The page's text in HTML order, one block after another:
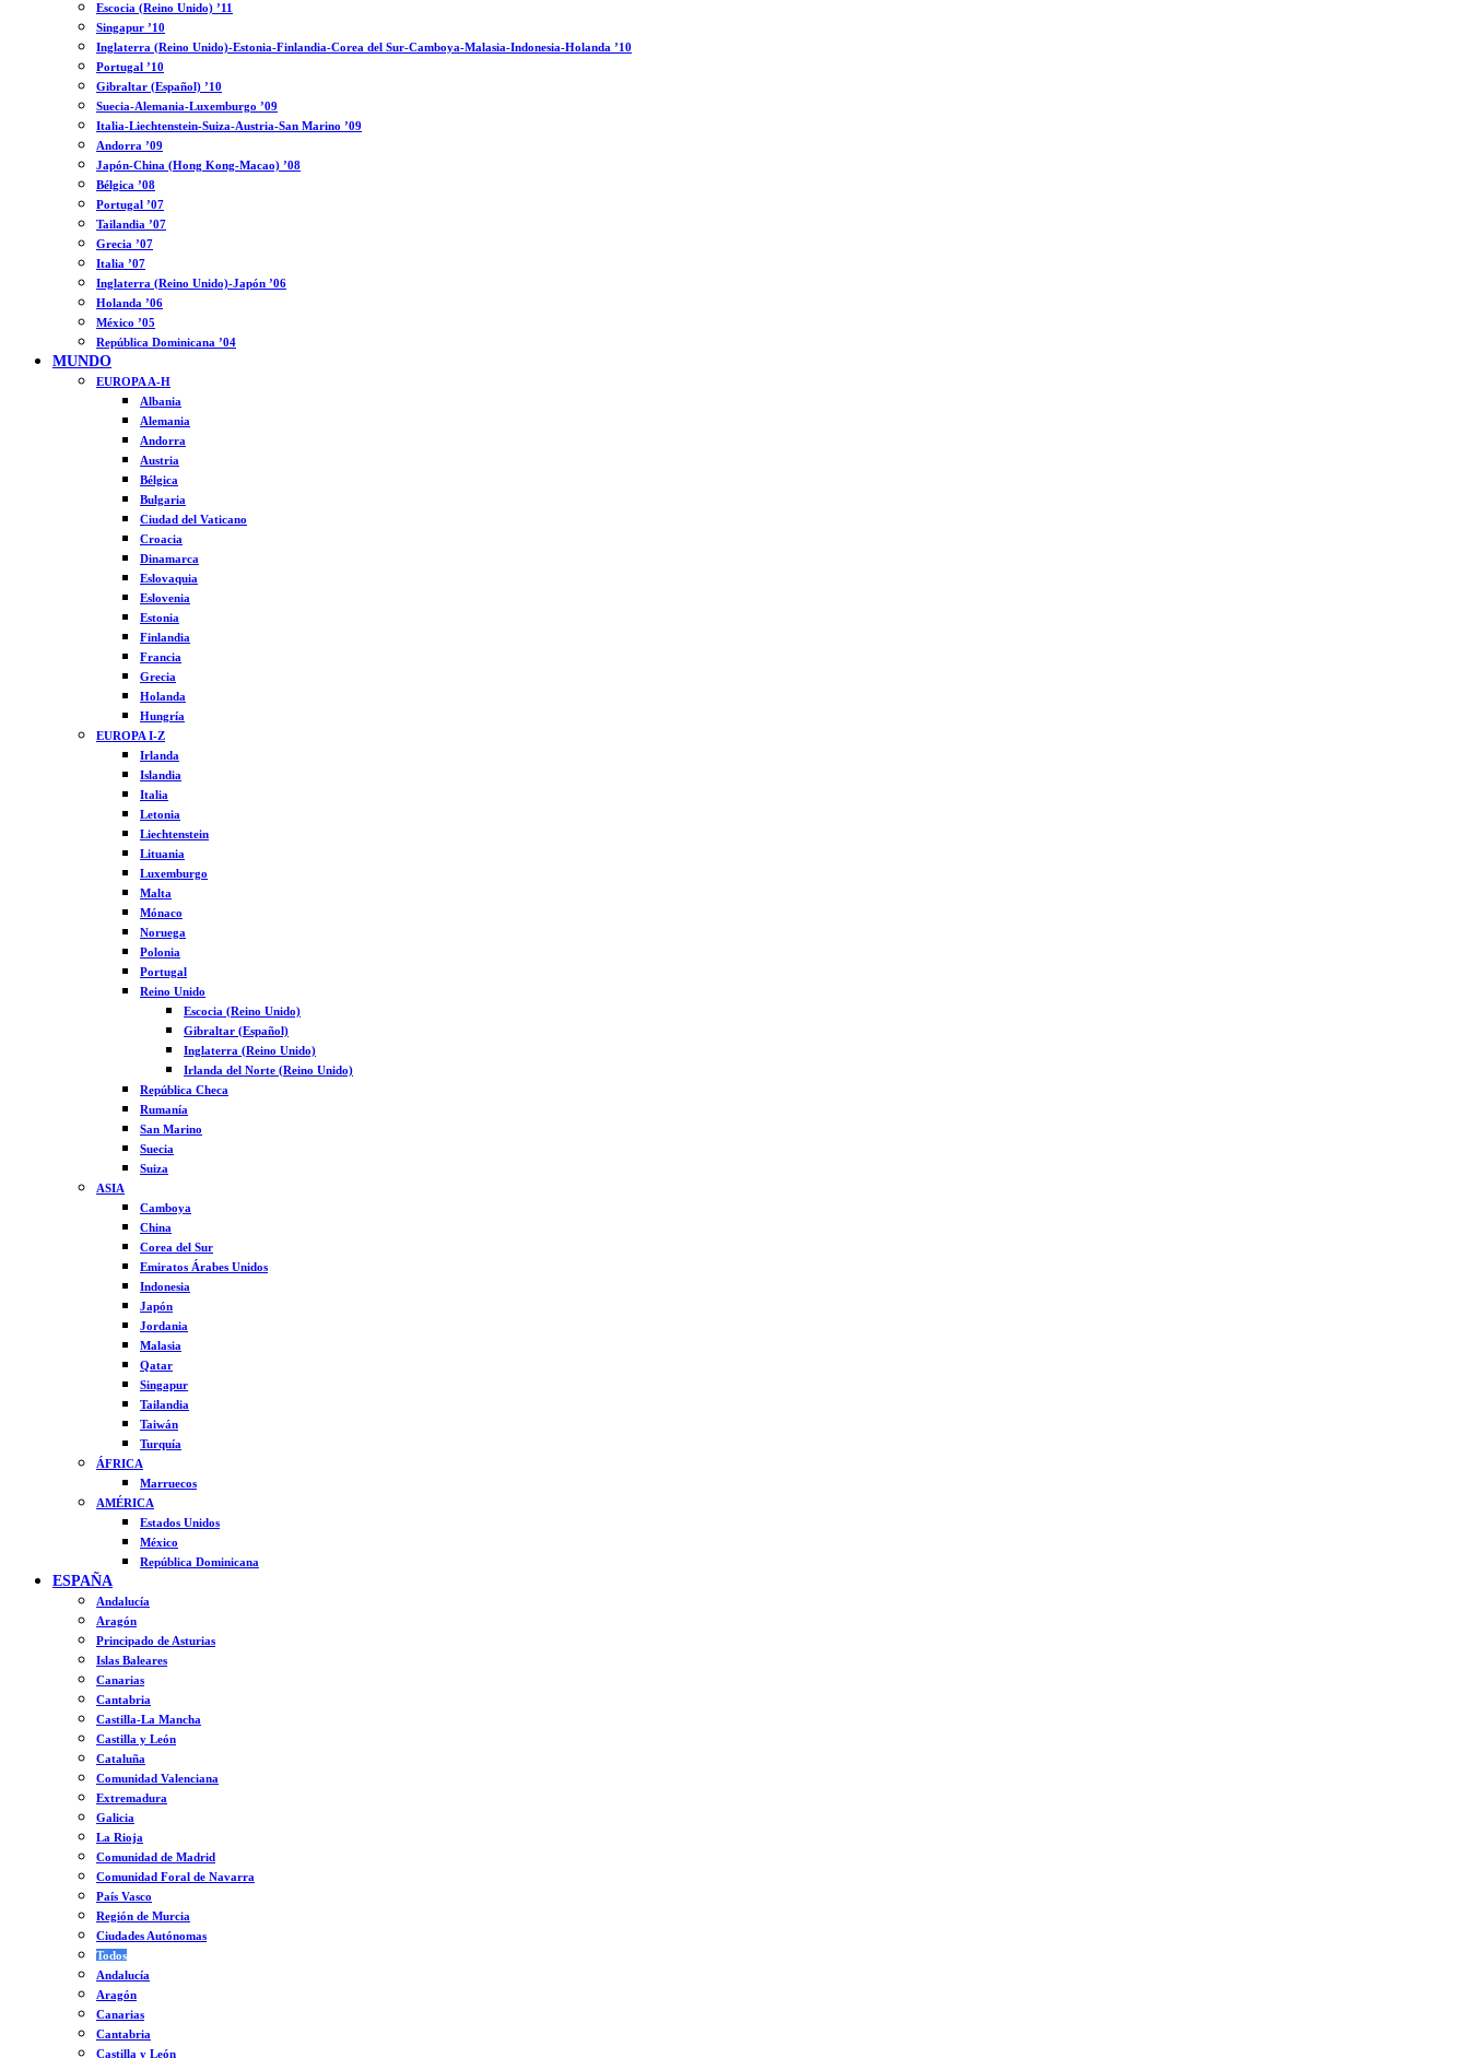
Escocia (Reino Unido) ’11
Singapur ’10
Inglaterra (Reino Unido)-Estonia-Finlandia-Corea del Sur-Camboya-Malasia-Indonesia-Holanda ’10
Portugal ’10
Gibraltar (Español) ’10
Suecia-Alemania-Luxemburgo ’09
Italia-Liechtenstein-Suiza-Austria-San Marino ’09
Andorra ’09
Japón-China (Hong Kong-Macao) ’08
Bélgica ’08
Portugal ’07
Tailandia ’07
Grecia ’07
Italia ’07
Inglaterra (Reino Unido)-Japón ’06
Holanda ’06
México ’05
República Dominicana ’04
MUNDO
EUROPA A-H
Albania
Alemania
Andorra
Austria
Bélgica
Bulgaria
Ciudad del Vaticano
Croacia
Dinamarca
Eslovaquia
Eslovenia
Estonia
Finlandia
Francia
Grecia
Holanda
Hungría
EUROPA I-Z
Irlanda
Islandia
Italia
Letonia
Liechtenstein
Lituania
Luxemburgo
Malta
Mónaco
Noruega
Polonia
Portugal
Reino Unido
Escocia (Reino Unido)
Gibraltar (Español)
Inglaterra (Reino Unido)
Irlanda del Norte (Reino Unido)
República Checa
Rumanía
San Marino
Suecia
Suiza
ASIA
Camboya
China
Corea del Sur
Emiratos Árabes Unidos
Indonesia
Japón
Jordania
Malasia
Qatar
Singapur
Tailandia
Taiwán
Turquía
ÁFRICA
Marruecos
AMÉRICA
Estados Unidos
México
República Dominicana
ESPAÑA
Andalucía
Aragón
Principado de Asturias
Islas Baleares
Canarias
Cantabria
Castilla-La Mancha
Castilla y León
Cataluña
Comunidad Valenciana
Extremadura
Galicia
La Rioja
Comunidad de Madrid
Comunidad Foral de Navarra
País Vasco
Región de Murcia
Ciudades Autónomas
Todos
Andalucía
Aragón
Canarias
Cantabria
Castilla y León